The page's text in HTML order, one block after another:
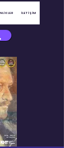
İLETİŞİM